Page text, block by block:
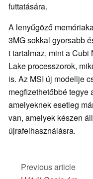
futtatására.
A lenyűgöző
3MG sokkal gyorsabb
t tartalmaz, mint a
Lake processzorok,
is. Az MSI új modellje
megfizethetőbbé tegye
amelyeknek esetleg
van, amelyek készen
újrafelhasználásra.
Previous article